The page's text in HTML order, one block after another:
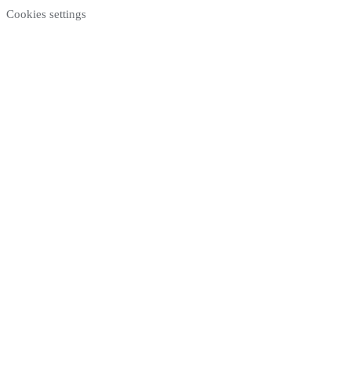
Cookies settings